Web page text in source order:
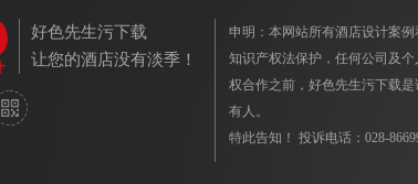
好色先生污下载
让您的酒店没有淡季！
申明：本网站所有酒店设计案例
知识产权法保护，任何公司及
权合作之前，好色先生污下
有人。
特此告知！ 投诉电话：028-